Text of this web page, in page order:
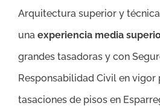
Arquitectura superior y
una experiencia media
grandes tasadoras y con
Responsabilidad Civil en vigor
tasaciones de pisos en